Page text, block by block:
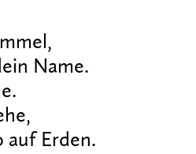
Name.
auf Erden.